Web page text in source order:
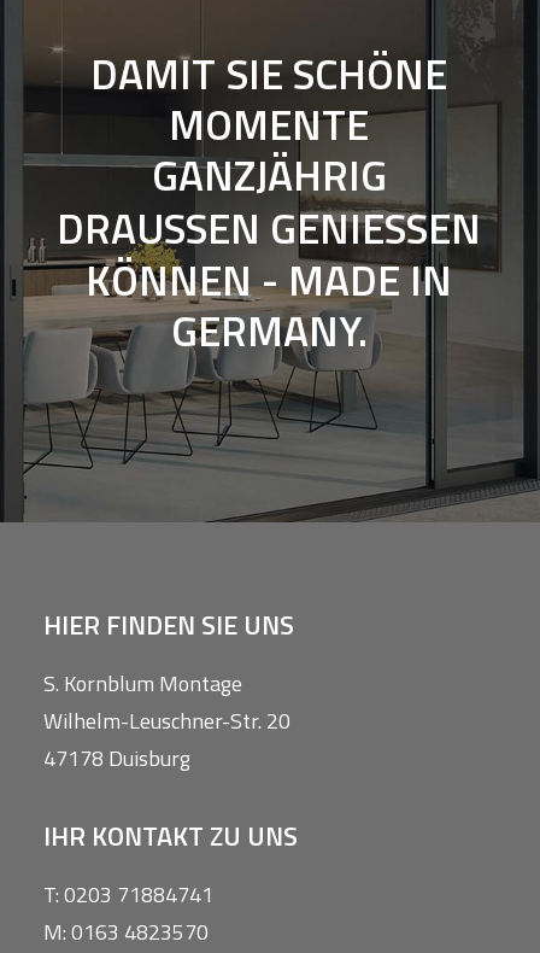
DAMITSIESCHÖNE
MOMENTE
GANZJÄHRIG
DRAUSSEN GENIESSEN
KÖNNEN-MADEIN
GERMANY.
HIER FINDEN SIE UNS
S. Kornblum Montage
Wilhelm-Leuschner-Str. 20
47178 Duisburg
IHR KONTAKT ZU UNS
T: 0203 71884741
M: 0163 4823570